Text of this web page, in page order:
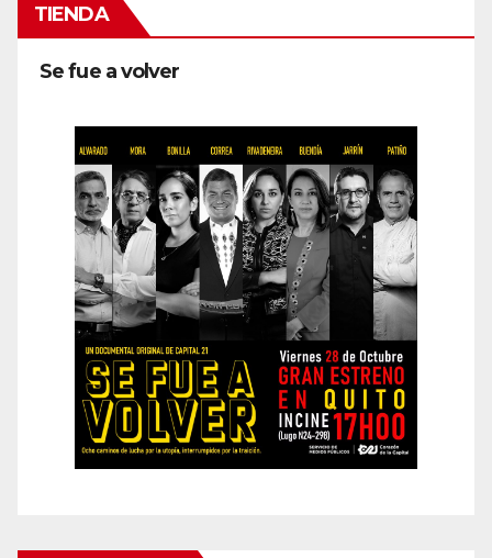
TIENDA
Se fue a volver